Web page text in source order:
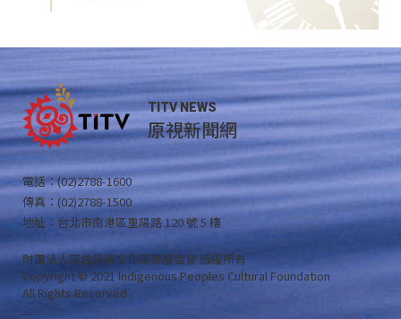
TITV NEWS
原視新聞網
電話：(02)2788-1600
傳真：(02)2788-1500
地址：台北市南港區重陽路 120 號 5 樓
財團法人原住民族文化事業基金會 版權所有
Copyright © 2021 Indigenous Peoples Cultural Foundation
All Rights Reserved .